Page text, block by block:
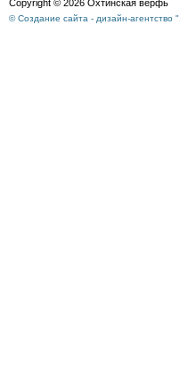
Copyright © 2026 Охтинская верфь
© Создание сайта - дизайн-агентство